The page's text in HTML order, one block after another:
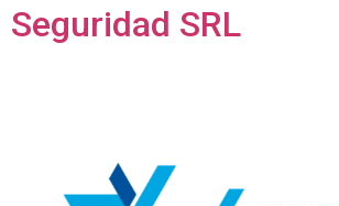
Seguridad SRL